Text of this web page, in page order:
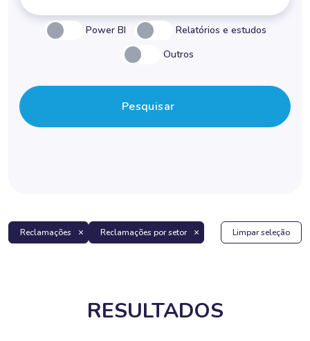
Power BI
Relatórios e estudos
Outros
Pesquisar
Reclamações Reclamações por setor Limpar seleção
RESULTADOS